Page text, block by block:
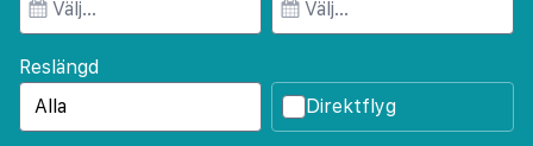
Reslängd
Direktflyg